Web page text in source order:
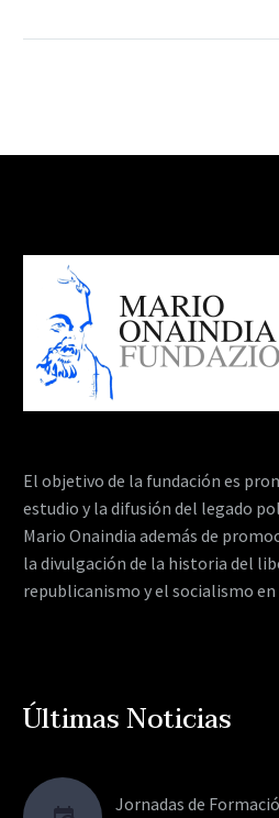
El objetivo de la fundación es
estudio y la difusión del legado
Mario Onaindia además de
la divulgación de la historia del
republicanismo y el socialismo en
Últimas Noticias
Jornadas de